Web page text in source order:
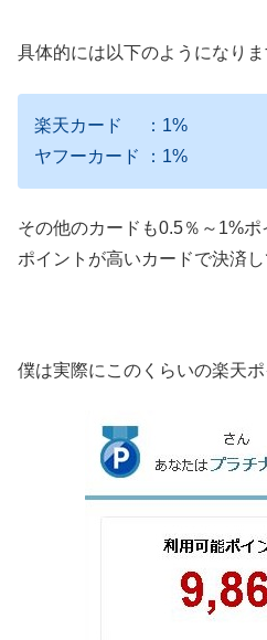
具体的には以下のようになりま
楽天カード
：1%
ヤフーカード
：1%
その他のカードも0.5％～1%ポ
ポイントが高いカードで決済
僕は実際にこのくらいの楽天